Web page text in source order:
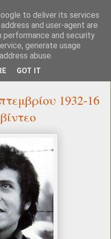
1932-16
to deliver its services
and user-agent are
performance and security
generate usage
abuse.
GOT IT